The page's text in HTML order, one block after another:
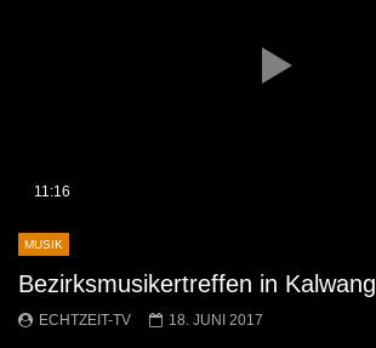
11:16
MUSIK
Bezirksmusikertreffen in Kalwang
ECHTZEIT-TV 18. JUNI 2017